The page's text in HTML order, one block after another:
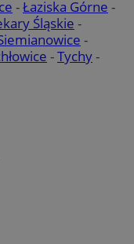
-Łaziska Górne -
Śląskie -
-
-Tychy-